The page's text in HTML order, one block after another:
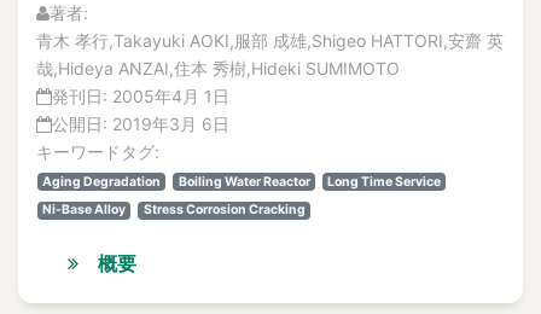
a concrete wall
A through hole for passing piping
A-FNS
Abnormal Behavior of Plant Parameters
Abnormal heat
Abnormal phenomena
Abnormal situation
論文
解説記事
特集記事
No.1
論文
特集記事
解説記事
No. 4
著者:
青木 孝行,Takayuki AOKI,服部 成雄,Shigeo HATTORI,安齋 英
哉,Hideya ANZAI,住本 秀樹,Hideki SUMIMOTO
発刊日: 2005年4月 1日
公開日: 2019年3月 6日
キーワードタグ:
Aging Degradation Boiling Water Reactor
Long Time Service
Ni-Base Alloy
Stress Corrosion Cracking
概要